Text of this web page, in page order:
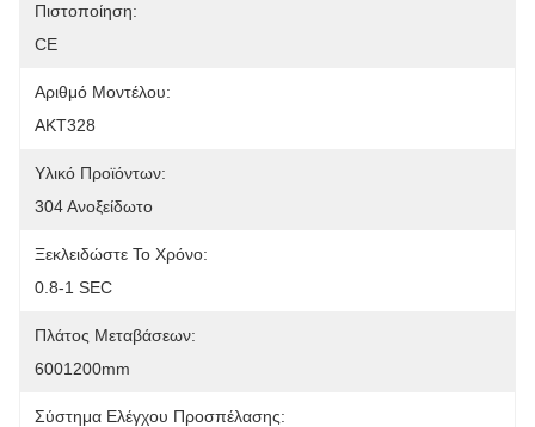
Πιστοποίηση:
CE
Αριθμό Μοντέλου:
AKT328
Υλικό Προϊόντων:
304 Ανοξείδωτο
Ξεκλειδώστε Το Χρόνο:
0.8-1 SEC
Πλάτος Μεταβάσεων:
6001200mm
Σύστημα Ελέγχου Προσπέλασης: